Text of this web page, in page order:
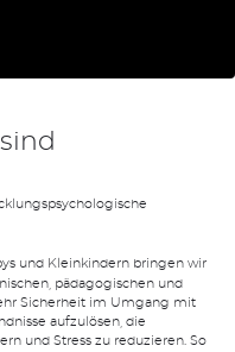
und Kleinkindern bringen wir
pädagogischen und
Sicherheit im Umgang mit
aufzulösen, die
und Stress zu reduzieren. So